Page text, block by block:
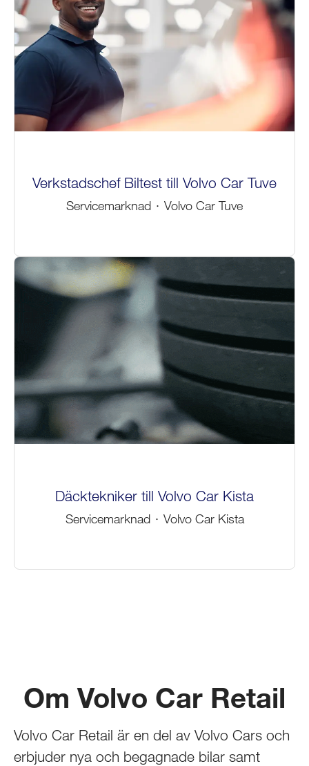
Verkstadschef Biltest till Volvo Car Tuve
Servicemarknad · Volvo Car Tuve
Däcktekniker till Volvo Car Kista
Servicemarknad · Volvo Car Kista
Om Volvo Car Retail
Volvo Car Retail är en del av Volvo Cars och
erbjuder nya och begagnade bilar samt